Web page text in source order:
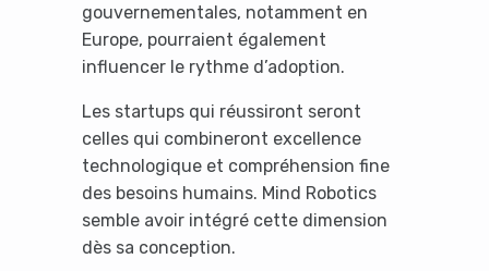
gouvernementales, notamment en
Europe, pourraient également
influencer le rythme d’adoption.
Les startups qui réussiront seront
celles qui combineront excellence
technologique et compréhension fine
des besoins humains. Mind Robotics
semble avoir intégré cette dimension
dès sa conception.